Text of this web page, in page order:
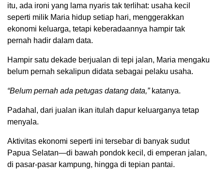
itu, ada ironi yang lama nyaris tak terlihat: usaha kecil
seperti milik Maria hidup setiap hari, menggerakkan
ekonomi keluarga, tetapi keberadaannya hampir tak
pernah hadir dalam data.
Hampir satu dekade berjualan di tepi jalan, Maria mengaku
belum pernah sekalipun didata sebagai pelaku usaha.
“Belum pernah ada petugas datang data,”katanya.
Padahal, dari jualan ikan itulah dapur keluarganya tetap
menyala.
Aktivitas ekonomi seperti ini tersebar di banyak sudut
Papua Selatan—di bawah pondok kecil, di emperan jalan,
di pasar-pasar kampung, hingga di tepian pantai.